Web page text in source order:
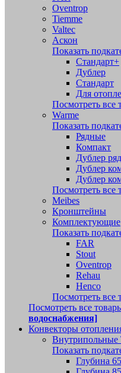
Oventrop
Tiemme
Valtec
Аскон
Показать
Стандарт+
Дублер
Стандарт
Для
Посмотреть все
Warme
Показать
Рядные
Компакт
Дублер
Дублер
Дублер
Посмотреть все
Meibes
Кронштейны
Комплектующие
Показать
FAR
Stout
Oventrop
Rehau
Henco
Посмотреть все
Посмотреть все
водоснабжения]
Конвекторы
Показать
Глубина